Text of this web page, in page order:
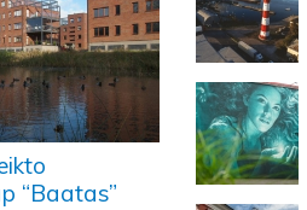
“Baatas”